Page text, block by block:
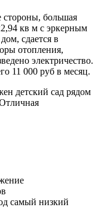
стороны, большая
кв м с эркерным
сдается в
отопления,
электричество.
11 000 руб в месяц.
детский сад рядом
самый низкий